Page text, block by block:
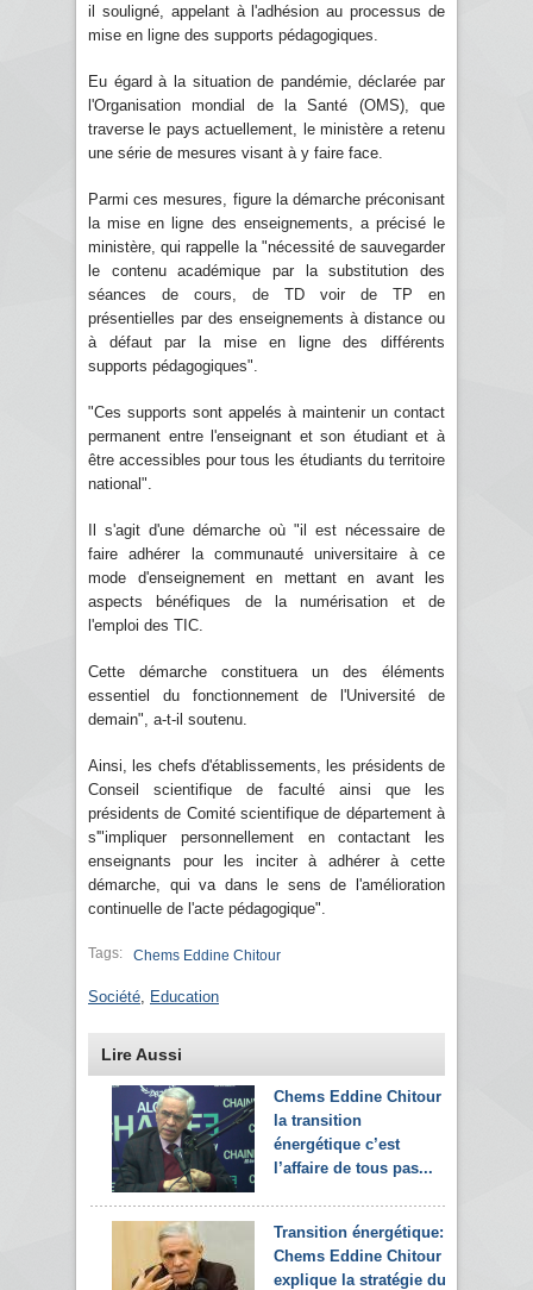
il souligné, appelant à l'adhésion au processus de
mise en ligne des supports pédagogiques.
Eu égard à la situation de pandémie, déclarée par
l'Organisation mondial de la Santé (OMS), que
traverse le pays actuellement, le ministère a retenu
une série de mesures visant à y faire face.
Parmi ces mesures, figure la démarche préconisant
la mise en ligne des enseignements, a précisé le
ministère, qui rappelle la "nécessité de sauvegarder
le contenu académique par la substitution des
séances de cours, de TD voir de TP en
présentielles par des enseignements à distance ou
à défaut par la mise en ligne des différents
supports pédagogiques".
"Ces supports sont appelés à maintenir un contact
permanent entre l'enseignant et son étudiant et à
être accessibles pour tous les étudiants du territoire
national".
Il s'agit d'une démarche où "il est nécessaire de
faire adhérer la communauté universitaire à ce
mode d'enseignement en mettant en avant les
aspects bénéfiques de la numérisation et de
l'emploi des TIC.
Cette démarche constituera un des éléments
essentiel du fonctionnement de l'Université de
demain", a-t-il soutenu.
Ainsi, les chefs d'établissements, les présidents de
Conseil scientifique de faculté ainsi que les
présidents de Comité scientifique de département à
s'"impliquer personnellement en contactant les
enseignants pour les inciter à adhérer à cette
démarche, qui va dans le sens de l'amélioration
continuelle de l'acte pédagogique".
Tags: Chems Eddine Chitour
Société Education
Lire Aussi
Chems Eddine Chitour :
la transition
énergétique c’est
l’affaire de tous pas...
Transition énergétique:
Chems Eddine Chitour
explique la stratégie du